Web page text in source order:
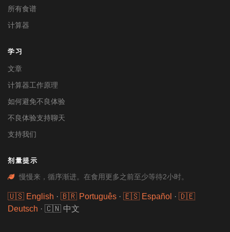
所有食谱
计算器
学习
文章
计算器工作原理
如何避免不良体验
不良体验支持聊天
支持我们
剂量提示
慢慢来，循序渐进。在食用更多之前至少等待2小时。
🇺🇸 English · 🇧🇷 Português · 🇪🇸 Español · 🇩🇪
Deutsch · 🇨🇳 中文